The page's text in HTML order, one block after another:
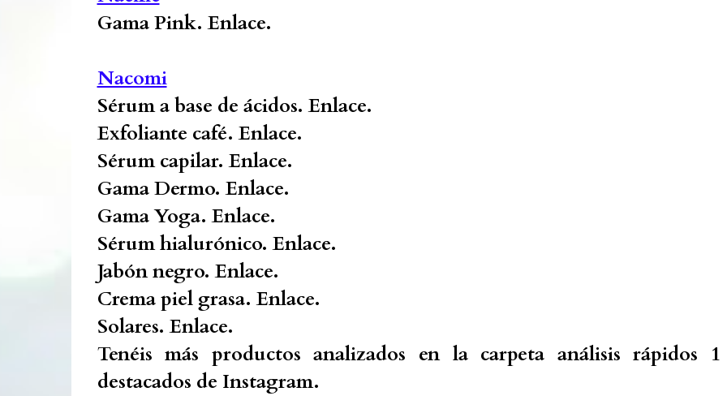
Gama Pink.Enlace.
Nacomi
Sérum a base de ácidos.Enlace.
Exfoliante café.Enlace.
Sérum capilar.Enlace.
Gama Dermo.Enlace.
Gama Yoga.Enlace.
Sérum hialurónico.Enlace.
Jabón negro.Enlace.
Crema piel grasa.Enlace.
Solares.Enlace.
Tenéis más productos analizados en la carpeta análisis rápidos
destacados de Instagram.